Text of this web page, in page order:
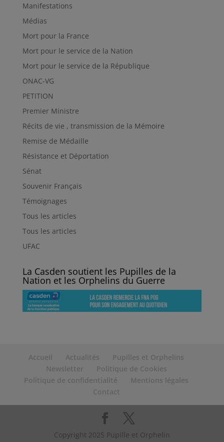
Manifestations
Médias
Mort pour la France
Mort pour le service de la Nation
Mort pour le service de la République
ONAC-VG
PETITION
Premier Ministre
Récits de vie , transmission de la Mémoire
Remise de Médaille
Résistance et Déportation
Sénat
Souvenir Français
Témoignages
Tous les articles
Tous les articles
UFAC
La Casden soutient les Pupilles de la
Nation et les Orphelins du Guerre
Accueil Actualités
Pupilles et Orphelins
Newsletter
Politique de Cookies
Politique de confidentialité
Mentions légales
Contact
Copyright 2025 Pupille et Orphelin